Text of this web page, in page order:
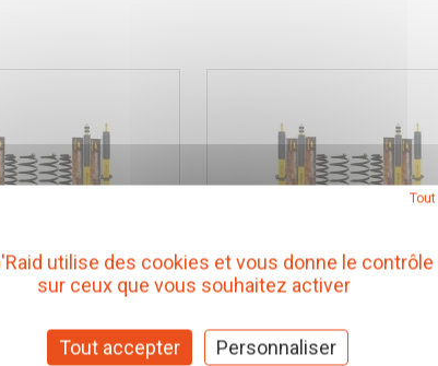
OME
TARAGE MEDIUM
KIT DE SUSPENSION OME
NITRO+ REHAUSSE
+40/50MM TARAGE
utilise des cookies et vous donne le contrôle
sur ceux que vous souhaitez activer
Tout accepter Personnaliser